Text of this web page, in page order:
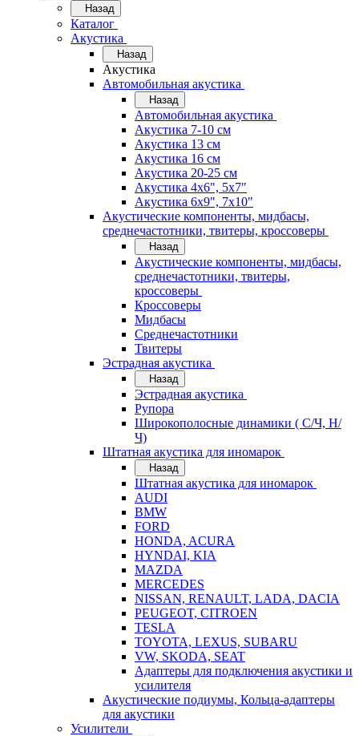
Назад
Каталог
Акустика
Назад
Акустика
Автомобильная акустика
Назад
Автомобильная акустика
Акустика 7-10 см
Акустика 13 см
Акустика 16 см
Акустика 20-25 см
Акустика 4х6", 5х7"
Акустика 6х9", 7х10"
Акустические компоненты, мидбасы,
среднечастотники, твитеры, кроссоверы
Назад
Акустические компоненты, мидбасы,
среднечастотники, твитеры,
кроссоверы
Кроссоверы
Мидбасы
Среднечастотники
Твитеры
Эстрадная акустика
Назад
Эстрадная акустика
Рупора
Широкополосные динамики ( С/Ч, Н/
Ч)
Штатная акустика для иномарок
Назад
Штатная акустика для иномарок
AUDI
BMW
FORD
HONDA, ACURA
HYNDAI, KIA
MAZDA
MERCEDES
NISSAN, RENAULT, LADA, DACIA
PEUGEOT, CITROEN
TESLA
TOYOTA, LEXUS, SUBARU
VW, SKODA, SEAT
Адаптеры для подключения акустики и
усилителя
Акустические подиумы, Кольца-адаптеры
для акустики
Усилители